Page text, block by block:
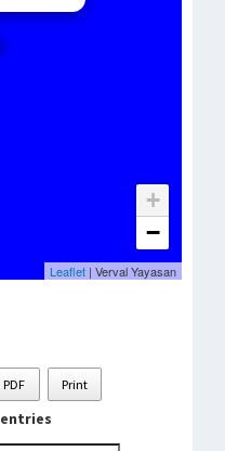
+
−
Leaflet | Verval Yayasan
PDF Print
entries